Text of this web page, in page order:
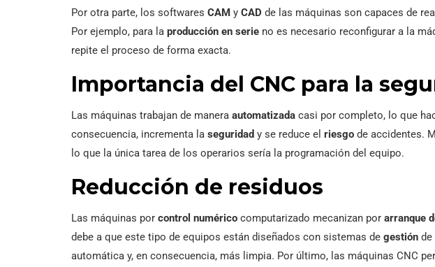
Por otra parte, los softwares CAM y CAD de las máquinas son capaces de
Por ejemplo, para la producción en serie no es necesario reconfigurar a la
repite el proceso de forma exacta.
Importancia del CNC para la
Las máquinas trabajan de manera automatizada casi por completo, lo que
consecuencia, incrementa la seguridad y se reduce el riesgo de accidentes.
lo que la única tarea de los operarios sería la programación del equipo.
Reducción de residuos
Las máquinas por control numérico computarizado mecanizan por arranque
debe a que este tipo de equipos están diseñados con sistemas de gestión de
automática y, en consecuencia, más limpia. Por último, las máquinas CNC